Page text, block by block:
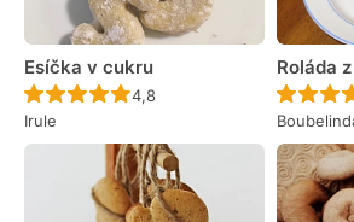
Esíčka v cukru
Recept ještě nebyl hodnocen
4,8
Irule
Roláda